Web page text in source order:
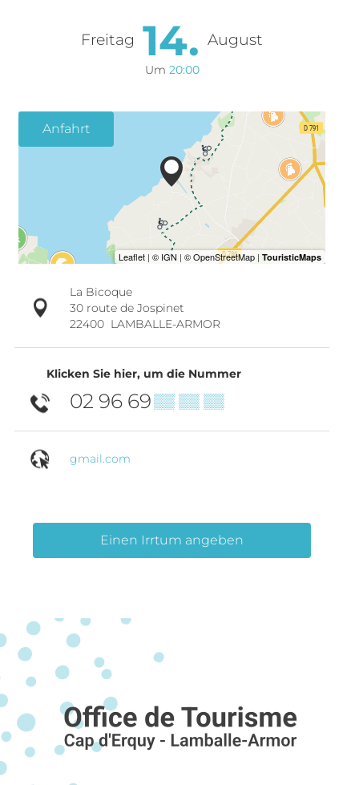
Freitag 14. August
Um 20:00
Anfahrt
La Bicoque
30 route de Jospinet
22400 LAMBALLE-ARMOR
Klicken Sie hier, um die Nummer
02 96 69▒▒ ▒▒ ▒▒
gmail.com
Einen Irrtum angeben